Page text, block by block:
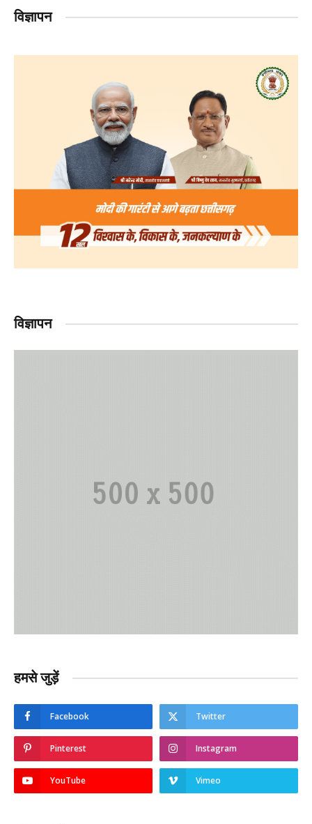
विज्ञापन
विज्ञापन
हमसे जुड़ें
Facebook Twitter
Pinterest Instagram
YouTube Vimeo